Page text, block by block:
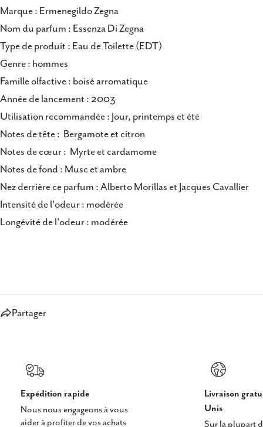
Marque : Ermenegildo Zegna
Nom du parfum : Essenza Di Zegna
Type de produit : Eau de Toilette (EDT)
Genre : hommes
Famille olfactive : boisé arromatique
Année de lancement : 2003
Utilisation recommandée : Jour, printemps et été
Notes de tête : Bergamote et citron
Notes de cœur : Myrte et cardamome
Notes de fond : Musc et ambre
Nez derrière ce parfum : Alberto Morillas et Jacques Cavallier
Intensité de l'odeur : modérée
Longévité de l'odeur : modérée
Partager
Expédition rapide
Nous nous engageons à vous
aider à profiter de vos achats
Livraison
Unis
Sur la plupart